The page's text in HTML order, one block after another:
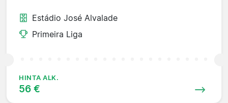
Estádio José Alvalade
Primeira Liga
HINTA ALK.
56 €